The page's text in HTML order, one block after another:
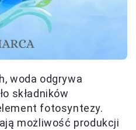
woda odgrywa
składników
fotosyntezy.
możliwość produkcji